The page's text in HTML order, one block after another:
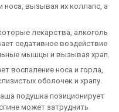
вызывая их коллапс, а
лекарства, алкоголь
седативное воздействие
мышцы и вызывая храп.
воспаление носа и горла,
оболочек и храпу.
подушка позиционирует
может затруднить